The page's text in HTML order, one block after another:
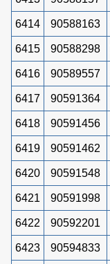
6414 90588163
6415 90588298
6416 90589557
6417 90591364
6418 90591456
6419 90591462
6420 90591548
6421 90591998
6422 90592201
6423 90594833